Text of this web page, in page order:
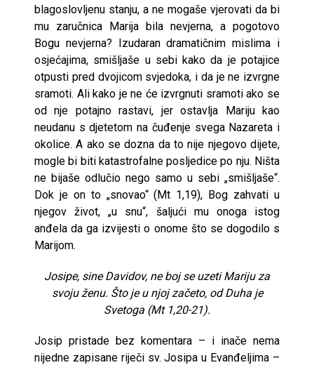
blagoslovljenu stanju, a ne mogaše vjerovati da bi
mu zaručnica Marija bila nevjerna, a pogotovo
Bogu nevjerna? Izudaran dramatičnim mislima i
osjećajima, smišljaše u sebi kako da je potajice
otpusti pred dvojicom svjedoka, i da je ne izvrgne
sramoti. Ali kako je ne će izvrgnuti sramoti ako se
od nje potajno rastavi, jer ostavlja Mariju kao
neudanu s djetetom na čuđenje svega Nazareta i
okolice. A ako se dozna da to nije njegovo dijete,
mogle bi biti katastrofalne posljedice po nju. Ništa
ne bijaše odlučio nego samo u sebi „smišljaše“.
Dok je on to „snovao“ (Mt 1,19), Bog zahvati u
njegov život, „u snu“, šaljući mu onoga istog
anđela da ga izvijesti o onome što se dogodilo s
Marijom.
Josipe, sine Davidov, ne boj se uzeti Mariju za
svoju ženu. Što je u njoj začeto, od Duha je
Svetoga (Mt 1,20-21).
Josip pristade bez komentara – i inače nema
nijedne zapisane riječi sv. Josipa u Evanđeljima –